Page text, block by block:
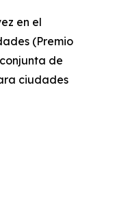
en el
(Premio
de
ciudades